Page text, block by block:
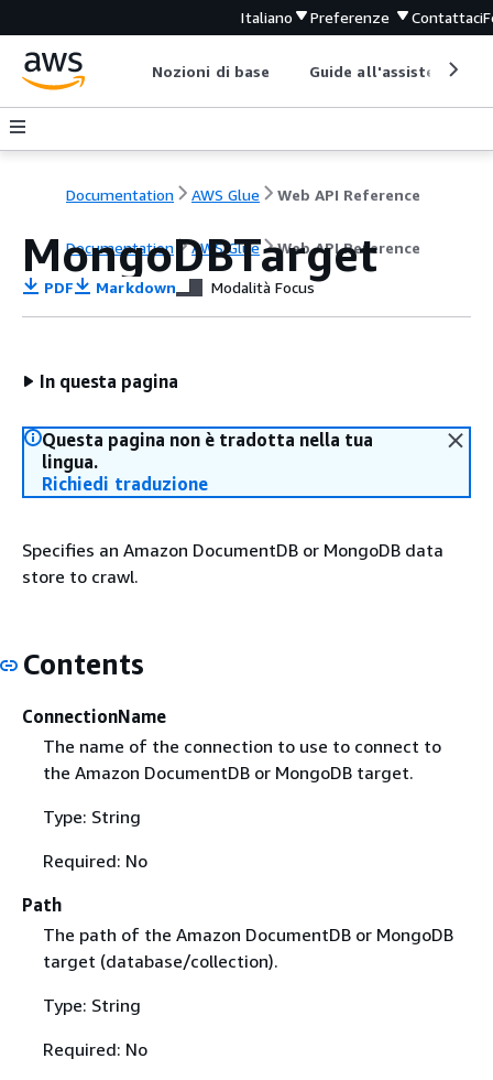
Italiano Preferenze Contattaci
Nozioni di base Guide all'assistenza
Documentation AWS Glue Web API Reference
Documentation AWS Glue Web API Reference
MongoDBTarget
PDF Markdown Modalità Focus
In questa pagina
Questa pagina non è tradotta nella tua
lingua.
Richiedi traduzione
Specifies an Amazon DocumentDB or MongoDB data
store to crawl.
Contents
ConnectionName
The name of the connection to use to connect to
the Amazon DocumentDB or MongoDB target.
Type: String
Required: No
Path
The path of the Amazon DocumentDB or MongoDB
target (database/collection).
Type: String
Required: No